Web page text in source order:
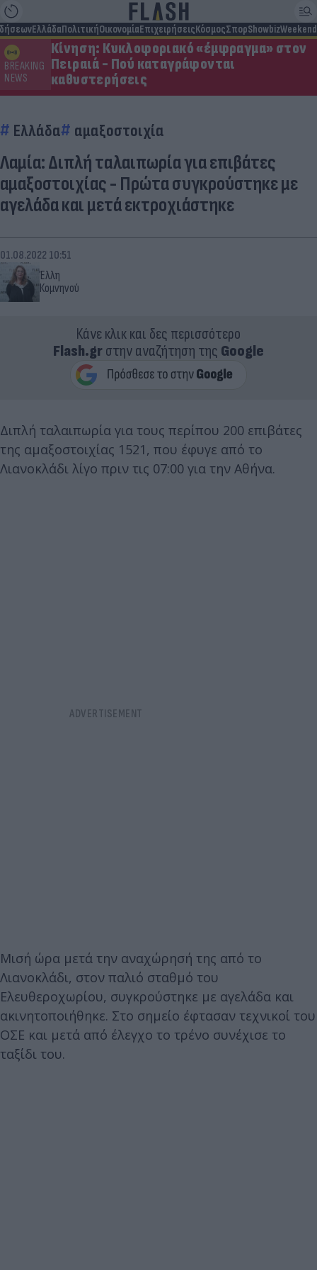
ΕλλάδαΠολιτικήΟικονομίαΕπιχειρήσειςΚόσμοςΣπορShowbizWeekend
BREAKING
NEWS
Κίνηση: Κυκλοφοριακό «έμφραγμα» στον
Πειραιά - Πού καταγράφονται
καθυστερήσεις
Ελλάδα αμαξοστοιχία
Λαμία: Διπλή ταλαιπωρία για επιβάτες
αμαξοστοιχίας - Πρώτα συγκρούστηκε με
αγελάδα και μετά εκτροχιάστηκε
Έλλη
Κομνηνού
01.08.2022 10:51
Κάνε κλικ και δες περισσότερο
Flash.grστην αναζήτηση της Google
Διπλή ταλαιπωρία για τους περίπου 200 επιβάτες
της αμαξοστοιχίας 1521, που έφυγε από το
Λιανοκλάδι λίγο πριν τις 07:00 για την Αθήνα.
Μισή ώρα μετά την αναχώρησή της από το
Λιανοκλάδι, στον παλιό σταθμό του
Ελευθεροχωρίου, συγκρούστηκε με αγελάδα και
ακινητοποιήθηκε. Στο σημείο έφτασαν τεχνικοί του
ΟΣΕ και μετά από έλεγχο το τρένο συνέχισε το
ταξίδι του.